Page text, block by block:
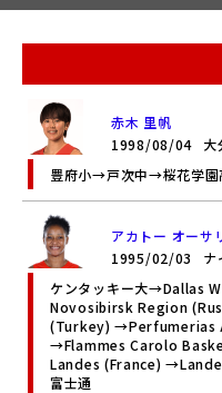
赤木 里帆
1998/08/04
大
豊府小→戸次中→桜花学
アカトー オーサ
1995/02/03
ナ
ケンタッキー大→Dallas
Novosibirsk Region
(Turkey) →Perfumerias
→Flammes Carolo
Landes (France)
富士通